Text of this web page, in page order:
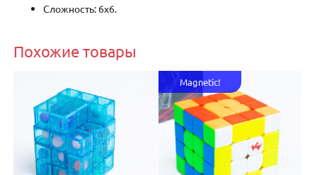
Сложность: 6х6.
Похожие товары
Magnetic!